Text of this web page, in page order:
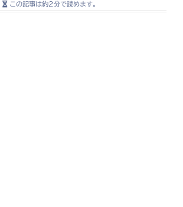
この記事は約2分で読めます。